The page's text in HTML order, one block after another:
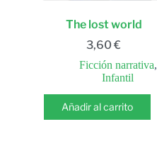
The lost world
3,60€
Ficción narrativa,
Infantil
Añadir al carrito